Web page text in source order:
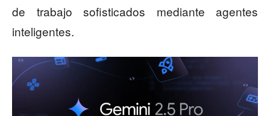
de trabajo sofisticados mediante agentes
inteligentes.